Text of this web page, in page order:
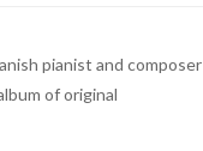
pianist and composer
of original